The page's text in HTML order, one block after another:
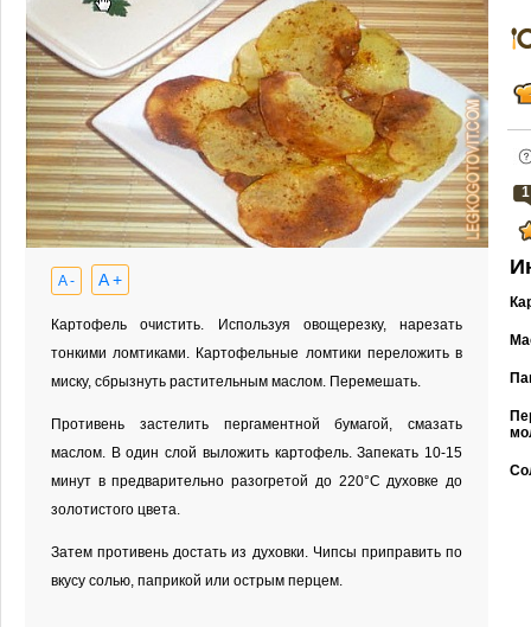
A - A +
Картофель очистить. Используя овощерезку, нарезать
тонкими ломтиками. Картофельные ломтики переложить в
миску, сбрызнуть растительным маслом. Перемешать.
Противень застелить пергаментной бумагой, смазать
маслом. В один слой выложить картофель. Запекать 10-15
минут в предварительно разогретой до 220°С духовке до
золотистого цвета.
Затем противень достать из духовки. Чипсы приправить по
вкусу солью, паприкой или острым перцем.
1